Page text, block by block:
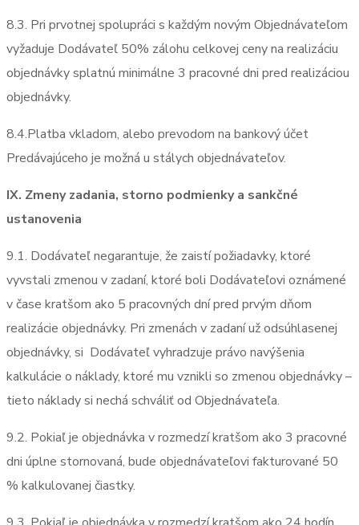
8.3. Pri prvotnej spolupráci s každým novým Objednávateľom
vyžaduje Dodávateľ 50% zálohu celkovej ceny na realizáciu
objednávky splatnú minimálne 3 pracovné dni pred realizáciou
objednávky.
8.4.Platba vkladom, alebo prevodom na bankový účet
Predávajúceho je možná u stálych objednávateľov.
IX. Zmeny zadania, storno podmienky a sankčné
ustanovenia
9.1. Dodávateľ negarantuje, že zaistí požiadavky, ktoré
vyvstali zmenou v zadaní, ktoré boli Dodávateľovi oznámené
v čase kratšom ako 5 pracovných dní pred prvým dňom
realizácie objednávky. Pri zmenách v zadaní už odsúhlasenej
objednávky, si Dodávateľ vyhradzuje právo navýšenia
kalkulácie o náklady, ktoré mu vznikli so zmenou objednávky –
tieto náklady si nechá schváliť od Objednávateľa.
9.2. Pokiaľ je objednávka v rozmedzí kratšom ako 3 pracovné
dni úplne stornovaná, bude objednávateľovi fakturované 50
% kalkulovanej čiastky.